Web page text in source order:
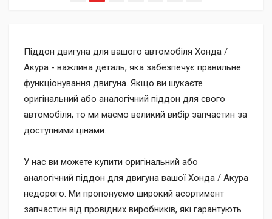
Піддон двигуна для вашого автомобіля Хонда /
Акура - важлива деталь, яка забезпечує правильне
функціонування двигуна. Якщо ви шукаєте
оригінальний або аналогічний піддон для свого
автомобіля, то ми маємо великий вибір запчастин за
доступними цінами.
У нас ви можете купити оригінальний або
аналогічний піддон для двигуна вашої Хонда / Акура
недорого. Ми пропонуємо широкий асортимент
запчастин від провідних виробників, які гарантують